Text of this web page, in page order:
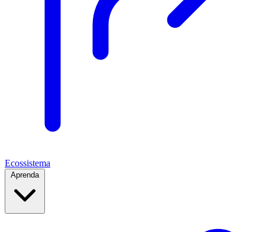
Ecossistema
Aprenda